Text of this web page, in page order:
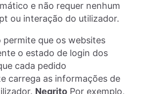
e não requer nenhum
ou interação do utilizador.
permite que os websites
o estado de login dos
cada pedido
carrega as informações de
Negrito Por exemplo,